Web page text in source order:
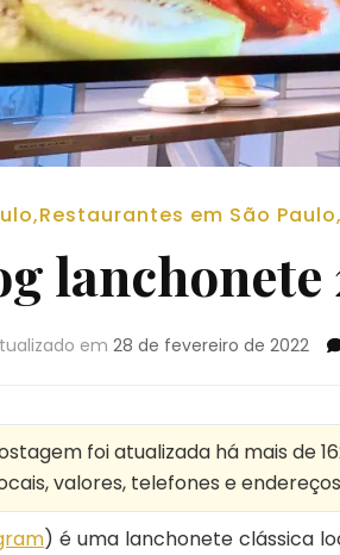
,Restaurantes em São Paulo,
em 28 de fevereiro de 2022
foi atualizada há mais de
valores, telefones e
) é uma lanchonete clássica